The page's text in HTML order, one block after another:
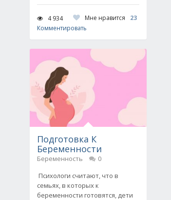
4 934 Мне нравится
23
Комментировать
Подготовка К
Беременности
Беременность
0
Психологи считают, что в
семьях, в которых к
беременности готовятся, дети